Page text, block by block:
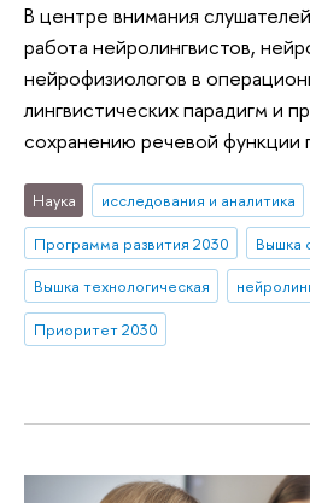
В центре внимания
работа нейролингвистов,
нейрофизиологов в
лингвистических парадигм и
сохранению речевой функции
Наука исследования и аналитика
Программа развития 2030
Вышка
Вышка технологическая
Приоритет 2030